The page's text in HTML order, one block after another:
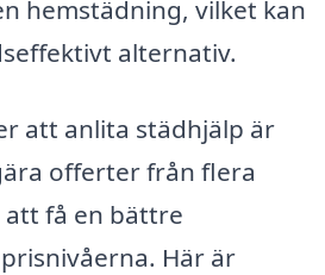
hemstädning, vilket kan
alternativ.
att anlita städhjälp är
offerter från flera
få en bättre
Här är